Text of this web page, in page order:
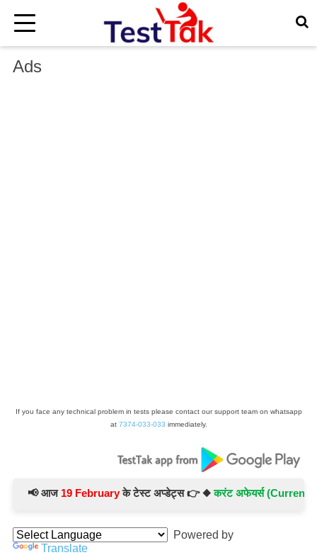
Ads
If you face any technical problem in tests please contact our support team on whatsapp
at 7374-033-033 immediately.
📢 आज19 Februaryके टेस्ट अप्डेट्स 👉 ◆करंट अफेयर्स (Current
×
Powered by
Translate